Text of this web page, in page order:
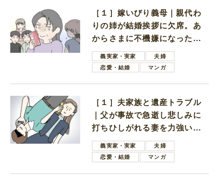
［１］嫁いびり義母｜親代わ
りの姉が結婚挨拶に欠席。あ
からさまに不機嫌になった義
母義実家・実家
夫婦
恋愛・結婚
マンガ
［１］夫家族と遺産トラブル
｜父が事故で急逝し悲しみに
打ちひしがれる妻を力強い言
葉で励ます夫
義実家・実家
夫婦
恋愛・結婚
マンガ